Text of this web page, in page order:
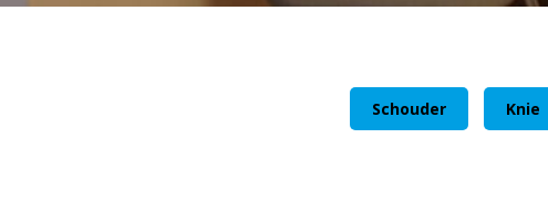
Schouder Knie